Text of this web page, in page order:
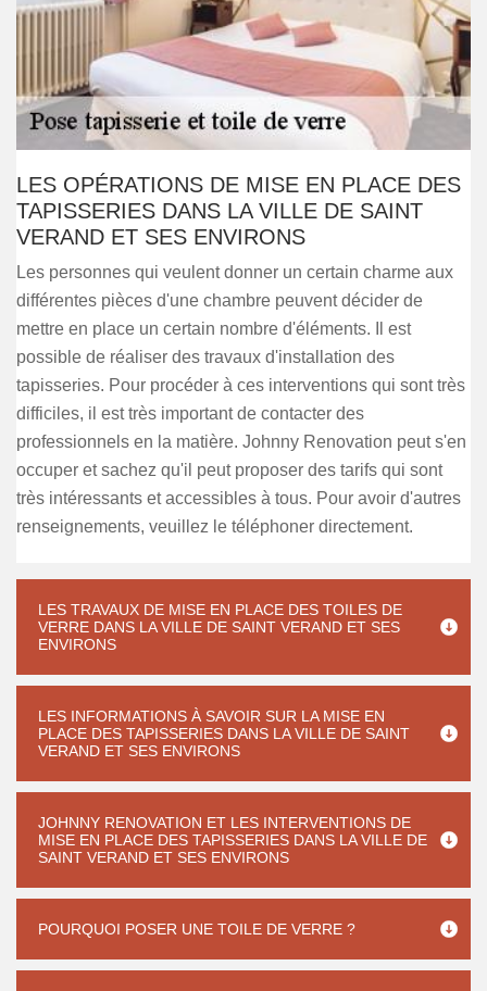
LES OPÉRATIONS DE MISE EN PLACE DES
TAPISSERIES DANS LA VILLE DE SAINT
VERAND ET SES ENVIRONS
Les personnes qui veulent donner un certain charme aux
différentes pièces d'une chambre peuvent décider de
mettre en place un certain nombre d'éléments. Il est
possible de réaliser des travaux d'installation des
tapisseries. Pour procéder à ces interventions qui sont très
difficiles, il est très important de contacter des
professionnels en la matière. Johnny Renovation peut s'en
occuper et sachez qu'il peut proposer des tarifs qui sont
très intéressants et accessibles à tous. Pour avoir d'autres
renseignements, veuillez le téléphoner directement.
LES TRAVAUX DE MISE EN PLACE DES TOILES DE
VERRE DANS LA VILLE DE SAINT VERAND ET SES
ENVIRONS
LES INFORMATIONS À SAVOIR SUR LA MISE EN
PLACE DES TAPISSERIES DANS LA VILLE DE SAINT
VERAND ET SES ENVIRONS
JOHNNY RENOVATION ET LES INTERVENTIONS DE
MISE EN PLACE DES TAPISSERIES DANS LA VILLE DE
SAINT VERAND ET SES ENVIRONS
POURQUOI POSER UNE TOILE DE VERRE ?